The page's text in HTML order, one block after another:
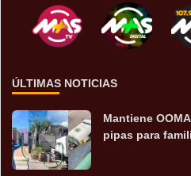
ÚLTIMAS NOTICIAS
Mantiene
pipas para